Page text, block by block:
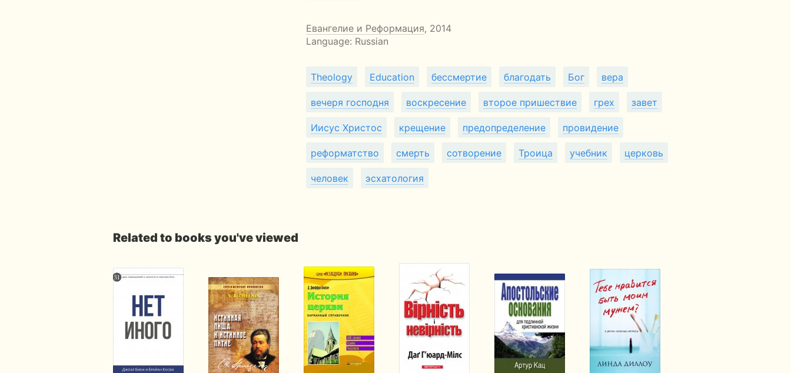
Евангелие и Реформация, 2014
Language: Russian
Theology Education бессмертие благодать Бог вера
вечеря господня воскресение второе пришествие грех завет
Иисус Христос крещение предопределение провидение
реформатство смерть сотворение Троица учебник церковь
человек эсхатология
Related to books you've viewed